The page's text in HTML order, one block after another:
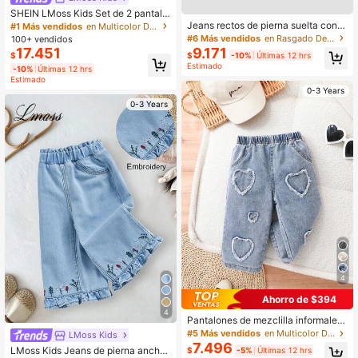
SHEIN LMoss Kids Set de 2 pantalo
nes vaqueros holgados de color ca
qui y negro para niña, ropa de otoño
e invierno, casual y de moda para v
acaciones, estilo de los 2000, jeans
de Halloween, Navidad
#1 Más vendidos
en Multicolor Denim para niñas
100+ vendidos
$17.451
-10% Últimas 12 hrs
Estimado
0-3 Years
4
LMoss Kids
LMoss Kids Jeans de pierna ancha
Jeans rectos de pierna suelta con l
avado ligero, estilo vintage con bor
dado de corazón blanco, en estilo Y
2K para niñas jóvenes, de tela suav
e y cómoda, versátil para uso casua
l diario, para bebés y niños pequeño
s
#6 Más vendidos en Rasgado Denim para niñas
$9.171 -10% Últimas 12 hrs
Estimado
0-3 Years
4
Ahorro de $394
Pantalones de mezclilla informales
con corazones para niñas en veran
o
#5 Más vendidos en Multicolor Denim para niñas
$7.496 -5% Últimas 12 hrs